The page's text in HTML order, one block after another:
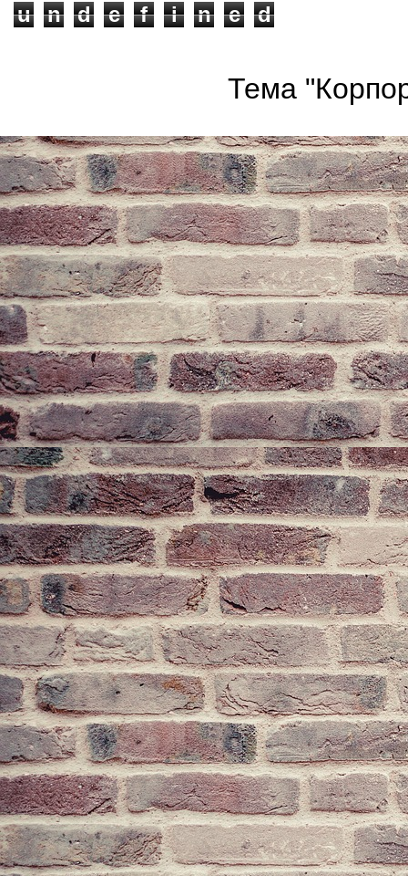
u n d e f i n e d
Тема